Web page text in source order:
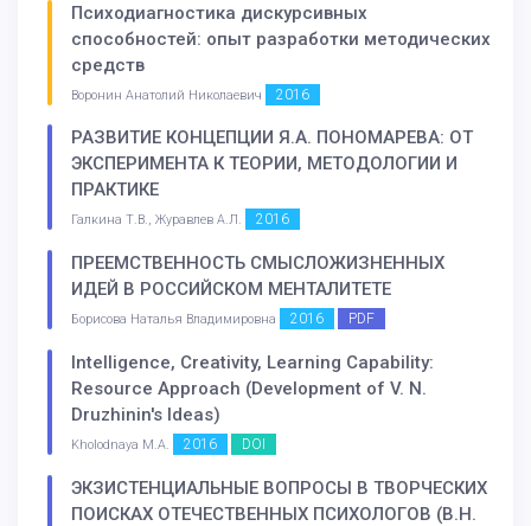
Психодиагностика дискурсивных
способностей: опыт разработки методических
средств
Воронин Анатолий Николаевич 2016
РАЗВИТИЕ КОНЦЕПЦИИ Я.А. ПОНОМАРЕВА: ОТ
ЭКСПЕРИМЕНТА К ТЕОРИИ, МЕТОДОЛОГИИ И
ПРАКТИКЕ
Галкина Т.В., Журавлев А.Л. 2016
ПРЕЕМСТВЕННОСТЬ СМЫСЛОЖИЗНЕННЫХ
ИДЕЙ В РОССИЙСКОМ МЕНТАЛИТЕТЕ
Борисова Наталья Владимировна 2016 PDF
Intelligence, Creativity, Learning Capability:
Resource Approach (Development of V. N.
Druzhinin's Ideas)
Kholodnaya M.A. 2016 DOI
ЭКЗИСТЕНЦИАЛЬНЫЕ ВОПРОСЫ В ТВОРЧЕСКИХ
ПОИСКАХ ОТЕЧЕСТВЕННЫХ ПСИХОЛОГОВ (В.Н.